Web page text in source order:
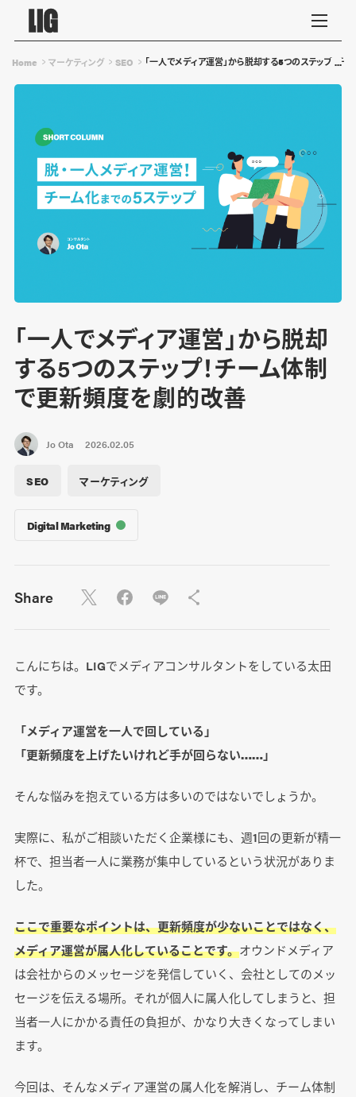
Home マーケティング SEO 「一人でメディア運営」から脱却する5つのステップ！チ
「一人でメディア運営」から脱却
する5つのステップ！チーム体制
で更新頻度を劇的改善
Jo Ota 2026.02.05
SEO マーケティング
Digital Marketing
Share
こんにちは。LIGでメディアコンサルタントをしている太田
です。
「メディア運営を一人で回している」
「更新頻度を上げたいけれど手が回らない……」
そんな悩みを抱えている方は多いのではないでしょうか。
実際に、私がご相談いただく企業様にも、週1回の更新が精一
杯で、担当者一人に業務が集中しているという状況がありま
した。
ここで重要なポイントは、更新頻度が少ないことではなく、
メディア運営が属人化していることです。オウンドメディア
は会社からのメッセージを発信していく、会社としてのメッ
セージを伝える場所。それが個人に属人化してしまうと、担
当者一人にかかる責任の負担が、かなり大きくなってしまい
ます。
今回は、そんなメディア運営の属人化を解消し、チーム体制